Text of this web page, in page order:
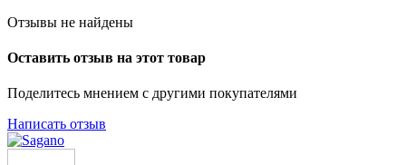
Отзывы не найдены
Оставить отзыв на этот товар
Поделитесь мнением с другими покупателями
Написать отзыв